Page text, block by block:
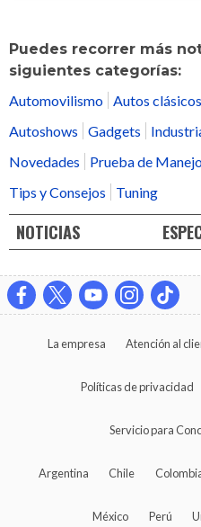
Puedes recorrer más
siguientes categorías:
Automovilismo Autos clásicos
Autoshows
Gadgets
Novedades
Prueba de
Tips y Consejos
Tuning
NOTICIAS
La empresa Atención al
Políticas de privacidad
Servicio para
Argentina Chile
México Perú